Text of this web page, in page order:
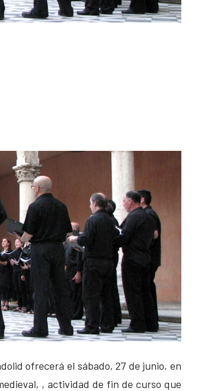
ofrecerá el sábado, 27 de junio, en
, actividad de fin de curso que